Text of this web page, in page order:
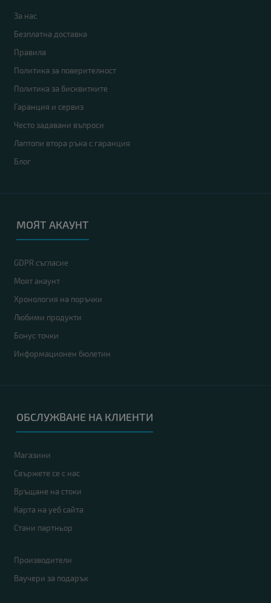
За нас
Безплатна доставка
Правила
Политика за поверителност
Политика за бисквитките
Гаранция и сервиз
Често задавани въпроси
Лаптопи втора ръка с гаранция
Блог
МОЯТ АКАУНТ
GDPR съгласие
Моят акаунт
Хронология на поръчки
Любими продукти
Бонус точки
Информационен бюлетин
ОБСЛУЖВАНЕ НА КЛИЕНТИ
Магазини
Свържете се с нас
Връщане на стоки
Карта на уеб сайта
Стани партньор
Производители
Ваучери за подарък